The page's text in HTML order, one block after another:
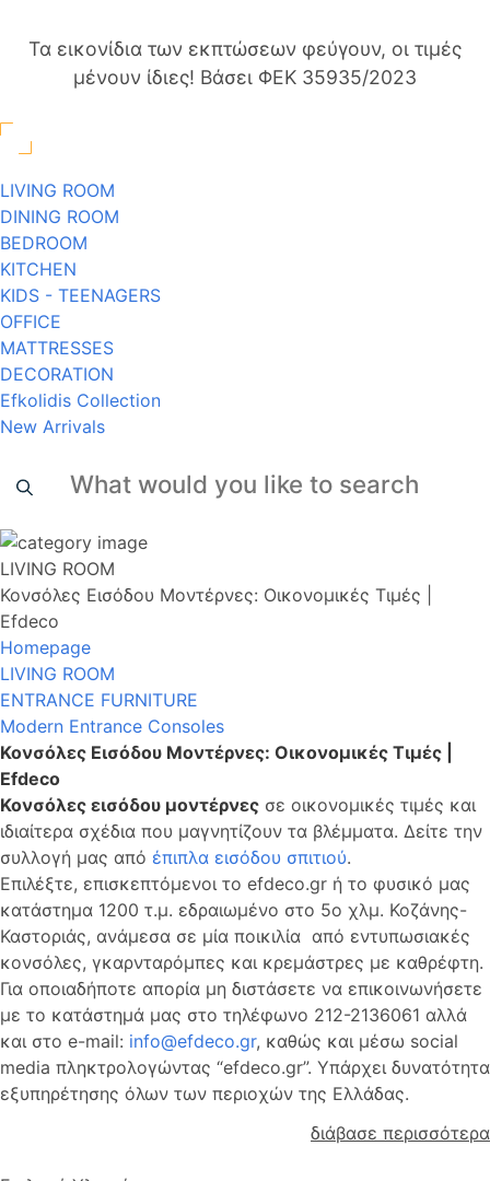
Τα εικονίδια των εκπτώσεων φεύγουν, οι τιμές
μένουν ίδιες! Βάσει ΦΕΚ 35935/2023
LIVING ROOM
DINING ROOM
BEDROOM
KITCHEN
KIDS - TEENAGERS
OFFICE
MATTRESSES
DECORATION
Efkolidis Collection
New Arrivals
LIVING ROOM
Κονσόλες Εισόδου Μοντέρνες: Οικονομικές Τιμές |
Efdeco
Homepage
LIVING ROOM
ENTRANCE FURNITURE
Modern Entrance Consoles
Κονσόλες Εισόδου Μοντέρνες: Οικονομικές Τιμές |
Efdeco
Κονσόλες εισόδου μοντέρνες σε οικονομικές τιμές και
ιδιαίτερα σχέδια που μαγνητίζουν τα βλέμματα. Δείτε την
συλλογή μας από έπιπλα εισόδου σπιτιού.
Επιλέξτε, επισκεπτόμενοι το efdeco.gr ή το φυσικό μας
κατάστημα 1200 τ.μ. εδραιωμένο στο 5ο χλμ. Κοζάνης-
Καστοριάς, ανάμεσα σε μία ποικιλία από εντυπωσιακές
κονσόλες, γκαρνταρόμπες και κρεμάστρες με καθρέφτη.
Για οποιαδήποτε απορία μη διστάσετε να επικοινωνήσετε
με το κατάστημά μας στο τηλέφωνο 212-2136061 αλλά
και στο e-mail: info@efdeco.gr, καθώς και μέσω social
media πληκτρολογώντας “efdeco.gr”. Υπάρχει δυνατότητα
εξυπηρέτησης όλων των περιοχών της Ελλάδας.
διάβασε περισσότερα